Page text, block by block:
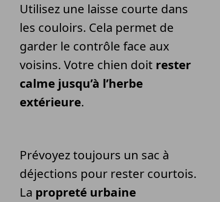
Utilisez une laisse courte dans
les couloirs. Cela permet de
garder le contrôle face aux
voisins. Votre chien doit rester
calme jusqu’à l’herbe
extérieure.
Prévoyez toujours un sac à
déjections pour rester courtois.
La propreté urbaine